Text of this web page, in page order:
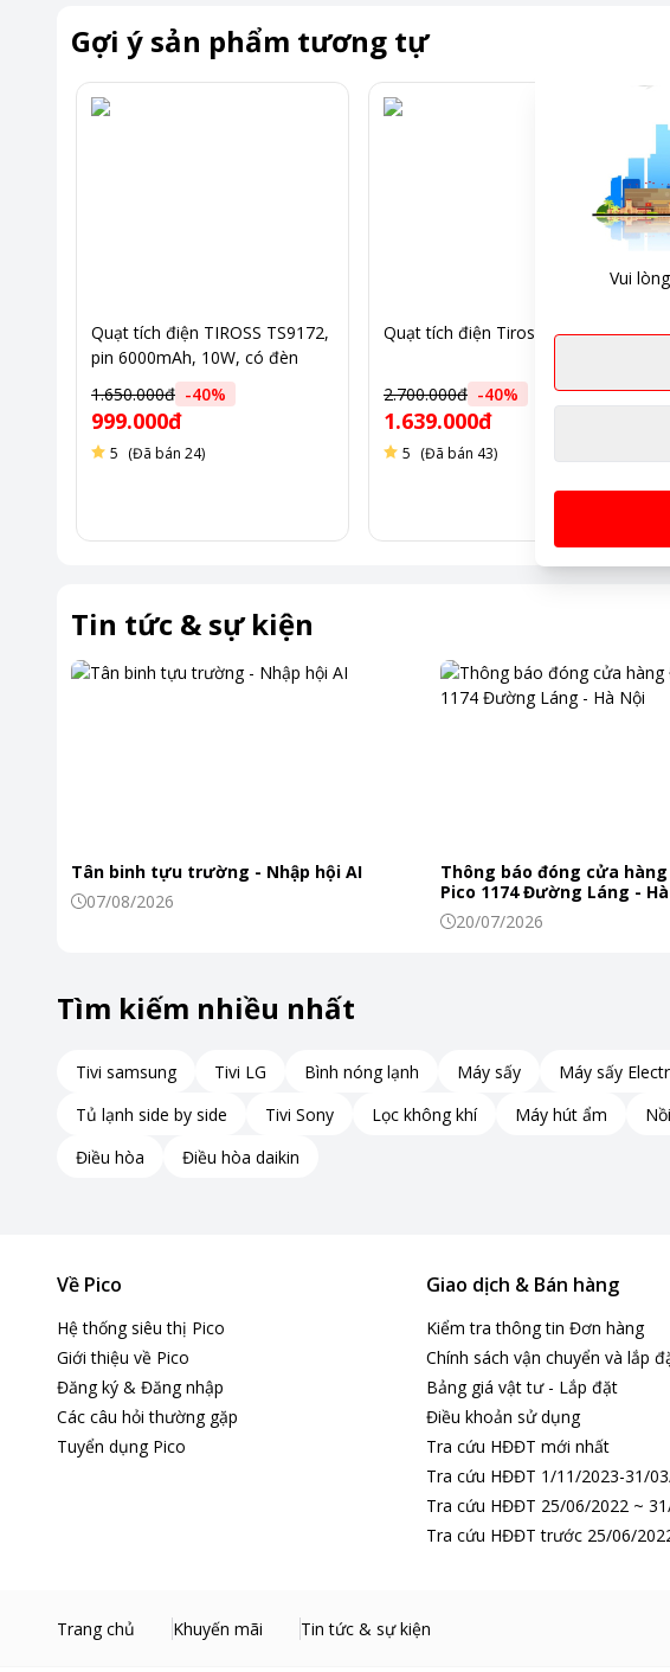
đáp ứng nhu cầu làm mát hiệu quả cho không gian
Gợi ý sản phẩm tương tự
Quạt tích điện TIROSS TS9172,
pin 6000mAh, 10W, có đèn
(nhiều nguồn)
1.650.000đ -40%
999.000đ
5 (Đã bán 24)
Quạt tích điện Tiross TS9174
2.700.000đ -40%
1.639.000đ
5 (Đã bán 43)
Tin tức & sự kiện
Tân binh tựu trường - Nhập hội AI
07/08/2026
Thông báo đóng cửa
Pico 1174 Đường Láng -
20/07/2026
Tìm kiếm nhiều nhất
Tivi samsung Tivi LG Bình nóng lạnh Máy sấy Máy sấy
Tủ lạnh side by side
Tivi Sony Lọc không khí Máy hút ẩm
Điều hòa
Điều hòa daikin
Về Pico
Hệ thống siêu thị Pico
Giới thiệu về Pico
Đăng ký & Đăng nhập
Các câu hỏi thường gặp
Tuyển dụng Pico
Giao dịch & Bán hàng
Kiểm tra thông tin Đơn hàng
Chính sách vận chuyển và lắp
Bảng giá vật tư - Lắp đặt
Điều khoản sử dụng
Tra cứu HĐĐT mới nhất
Tra cứu HĐĐT 1/11/2023-31/
Tra cứu HĐĐT 25/06/2022 ~
Tra cứu HĐĐT trước 25/06/
Trang chủ Khuyến mãi Tin tức & sự kiện
Vui